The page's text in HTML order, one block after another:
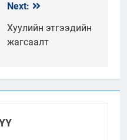
Next:
Хуулийн этгээдийн
жагсаалт